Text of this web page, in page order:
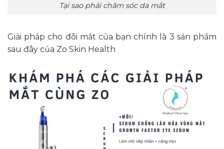
Tại sao phải chăm sóc da mắt
Giải pháp cho đôi mắt của bạn chính là 3 sản phẩm
sau đây của Zo Skin Health